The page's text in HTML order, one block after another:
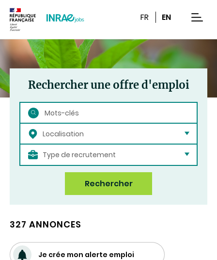
FR EN
Rechercher une offre d'emploi
Rechercher
Localisation
Type de recrutement
Rechercher
327 ANNONCES
Je crée mon alerte emploi